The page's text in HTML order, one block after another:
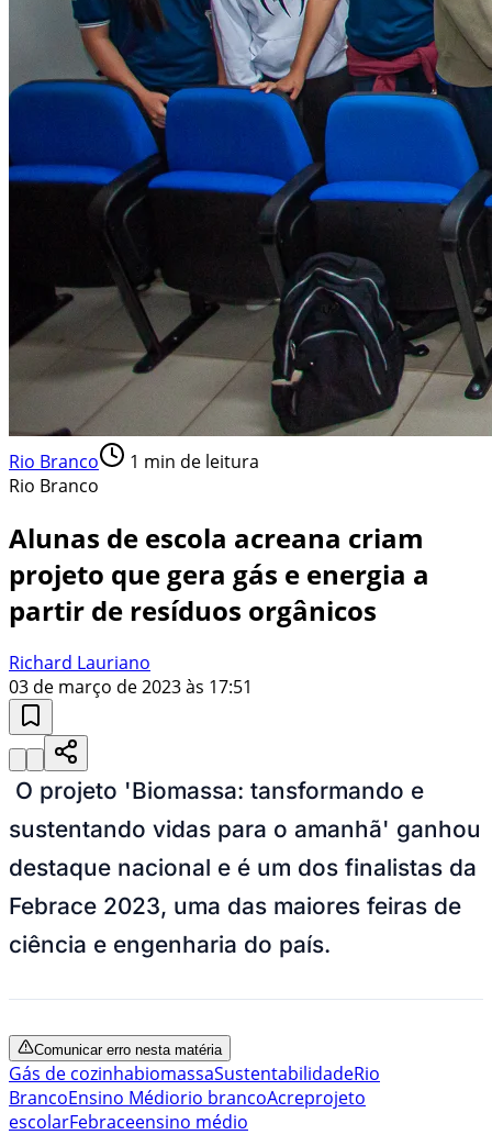
Rio Branco 1 min de leitura
Rio Branco
Alunas de escola acreana criam
projeto que gera gás e energia a
partir de resíduos orgânicos
Richard Lauriano
03 de março de 2023 às 17:51
O projeto 'Biomassa: tansformando e
sustentando vidas para o amanhã' ganhou
destaque nacional e é um dos finalistas da
Febrace 2023, uma das maiores feiras de
ciência e engenharia do país.
Comunicar erro nesta matéria
Gás de cozinhabiomassaSustentabilidadeRio
BrancoEnsino Médiorio brancoAcreprojeto
escolarFebraceensino médio